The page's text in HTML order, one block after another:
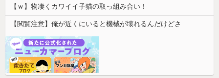
【ｗ】物凄くカワイイ子猫の取っ組み合い！
【閲覧注意】俺が近くにいると機械が壊れるんだけどさ